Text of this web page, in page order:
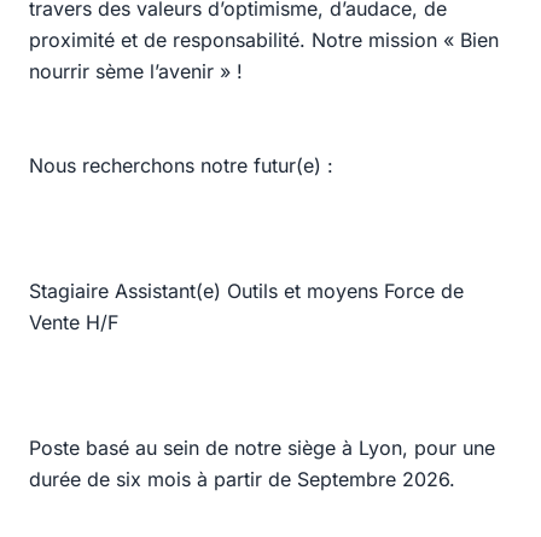
travers des valeurs d’optimisme, d’audace, de
proximité et de responsabilité. Notre mission « Bien
nourrir sème l’avenir » !
Nous recherchons notre futur(e) :
Stagiaire Assistant(e) Outils et moyens Force de
Vente H/F
Poste basé au sein de notre siège à Lyon, pour une
durée de six mois à partir de Septembre 2026.